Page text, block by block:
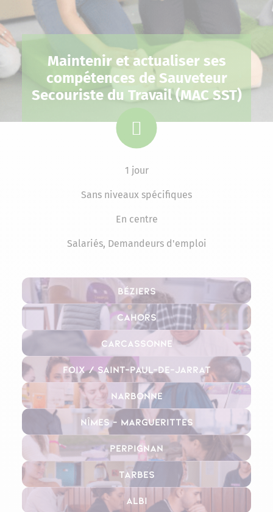
Maintenir et actualiser ses
compétences de Sauveteur
Secouriste du Travail (MAC SST)
1 jour
Sans niveaux spécifiques
En centre
Salariés, Demandeurs d'emploi
Béziers
Cahors
Carcassonne
Foix / Saint-Paul-de-Jarrat
Narbonne
Nîmes – Marguerittes
Perpignan
Tarbes
Albi